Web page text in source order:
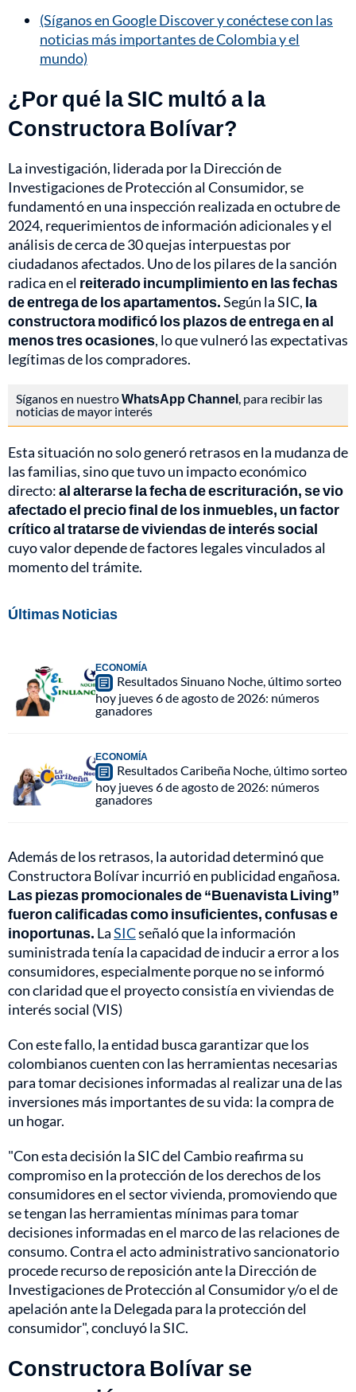
(Síganos en Google Discover y conéctese con las
noticias más importantes de Colombia y el
mundo)
¿Por qué la SIC multó a la
Constructora Bolívar?
La investigación, liderada por la Dirección de
Investigaciones de Protección al Consumidor, se
fundamentó en una inspección realizada en octubre de
2024, requerimientos de información adicionales y el
análisis de cerca de 30 quejas interpuestas por
ciudadanos afectados. Uno de los pilares de la sanción
radica en el reiterado incumplimiento en las fechas
de entrega de los apartamentos.Según la SIC, la
constructora modificó los plazos de entrega en al
menos tres ocasiones, lo que vulneró las expectativas
legítimas de los compradores.
Síganos en nuestroWhatsApp Channel, para recibir las
noticias de mayor interés
Esta situación no solo generó retrasos en la mudanza de
las familias, sino que tuvo un impacto económico
directo:al alterarse la fecha de escrituración, se vio
afectado el precio final de los inmuebles, un factor
crítico al tratarse de viviendas de interés social
cuyo valor depende de factores legales vinculados al
momento del trámite.
Últimas Noticias
ECONOMÍA
Resultados Sinuano Noche, último sorteo
hoy jueves 6 de agosto de 2026: números
ganadores
ECONOMÍA
Resultados Caribeña Noche, último sorteo
hoy jueves 6 de agosto de 2026: números
ganadores
Además de los retrasos, la autoridad determinó que
Constructora Bolívar incurrió en publicidad engañosa.
Las piezas promocionales de “Buenavista Living”
fueron calificadas como insuficientes, confusas e
inoportunas. LaSICseñaló que la información
suministrada tenía la capacidad de inducir a error a los
consumidores, especialmente porque no se informó
con claridad que el proyecto consistía en viviendas de
interés social (VIS)
Con este fallo, la entidad busca garantizar que los
colombianos cuenten con las herramientas necesarias
para tomar decisiones informadas al realizar una de las
inversiones más importantes de su vida: la compra de
un hogar.
"Con esta decisión la SIC del Cambio reafirma su
compromiso en la protección de los derechos de los
consumidores en el sector vivienda, promoviendo que
se tengan las herramientas mínimas para tomar
decisiones informadas en el marco de las relaciones de
consumo. Contra el acto administrativo sancionatorio
procede recurso de reposición ante la Dirección de
Investigaciones de Protección al Consumidor y/o el de
apelación ante la Delegada para la protección del
consumidor", concluyó la SIC.
Constructora Bolívar se